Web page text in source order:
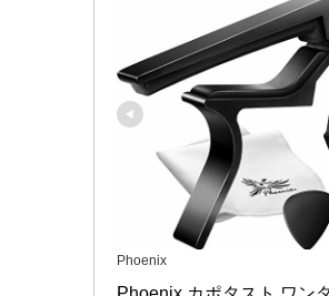
Phoenix